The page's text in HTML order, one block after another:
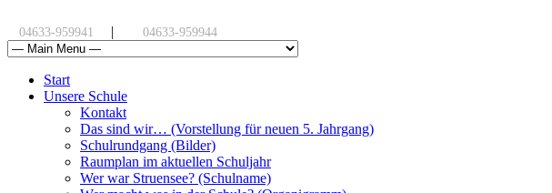
04633-959941 | 04633-959944
Start
Unsere Schule
Kontakt
Das sind wir… (Vorstellung für neuen 5. Jahrgang)
Schulrundgang (Bilder)
Raumplan im aktuellen Schuljahr
Wer war Struensee? (Schulname)